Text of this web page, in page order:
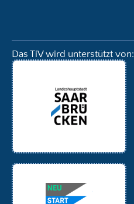
Das TiV wird unterstützt von: